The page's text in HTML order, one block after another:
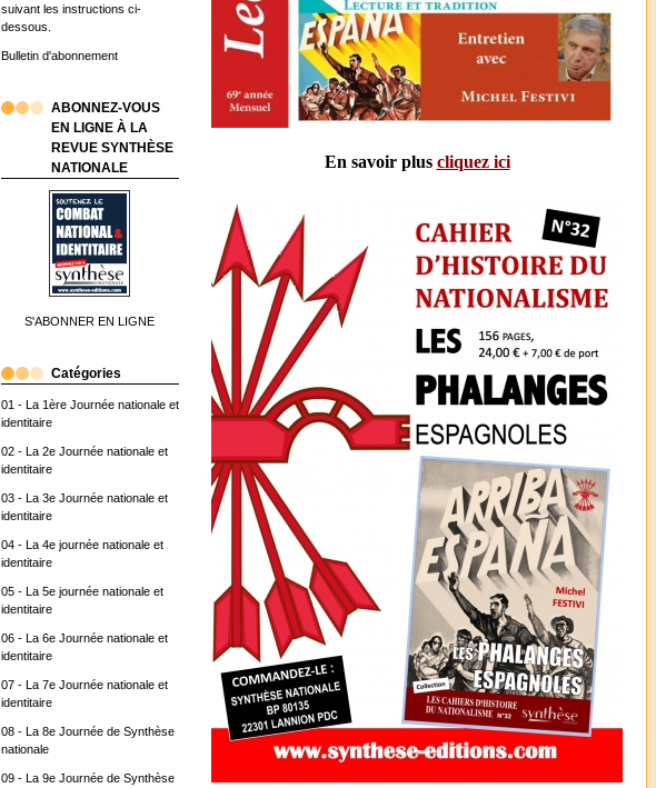
suivant les instructions ci-
dessous.
Bulletin d'abonnement
ABONNEZ-VOUS
EN LIGNE À LA
REVUE SYNTHÈSE
NATIONALE
S'ABONNER EN LIGNE
Catégories
01 - La 1ère Journée nationale et
identitaire
02 - La 2e Journée nationale et
identitaire
03 - La 3e Journée nationale et
identitaire
04 - La 4e journée nationale et
identitaire
05 - La 5e journée nationale et
identitaire
06 - La 6e Journée nationale et
identitaire
07 - La 7e Journée nationale et
identitaire
08 - La 8e Journée de Synthèse
nationale
09 - La 9e Journée de Synthèse
En savoir plus cliquez ici